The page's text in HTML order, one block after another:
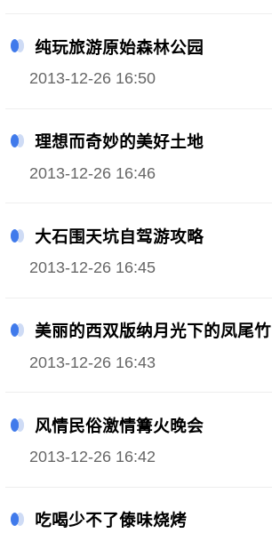
纯玩旅游原始森林公园
2013-12-26 16:50
理想而奇妙的美好土地
2013-12-26 16:46
大石围天坑自驾游攻略
2013-12-26 16:45
美丽的西双版纳月光下的凤尾竹
2013-12-26 16:43
风情民俗激情篝火晚会
2013-12-26 16:42
吃喝少不了傣味烧烤